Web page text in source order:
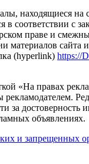
находящиеся на
в соответствии с
праве и
материалов сайта
(hyperlink) https://
«На правах
за достоверность
объявлениях.
и запрещенных